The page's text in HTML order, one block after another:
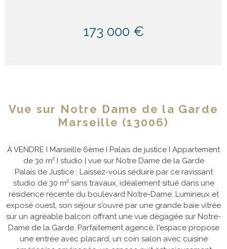
173 000 €
Vue sur Notre Dame de la Garde
Marseille (13006)
À VENDRE I Marseille 6ème I Palais de justice I Appartement
de 30 m² I studio | vue sur Notre Dame de la Garde
Palais de Justice : Laissez-vous séduire par ce ravissant
studio de 30 m² sans travaux, idéalement situé dans une
résidence récente du boulevard Notre-Dame. Lumineux et
exposé ouest, son séjour s'ouvre par une grande baie vitrée
sur un agréable balcon offrant une vue dégagée sur Notre-
Dame de la Garde. Parfaitement agencé, l'espace propose
une entrée avec placard, un coin salon avec cuisine